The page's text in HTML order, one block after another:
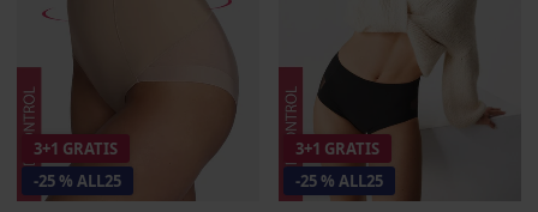
3+1 GRATIS
-25 % ALL25
3+1 GRATIS
-25 % ALL25